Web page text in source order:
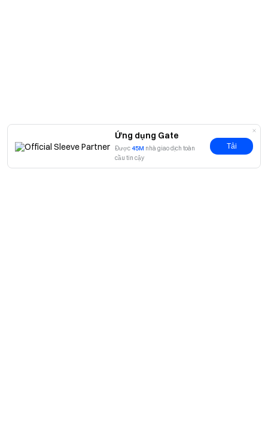
Ứng dụng Gate
Được45M nhà giao dịch toàn
cầu tin cậy
Tải